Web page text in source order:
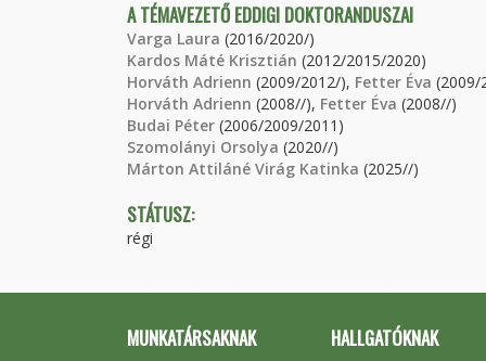
A TÉMAVEZETŐ EDDIGI DOKTORANDUSZAI
Varga Laura (2016/2020/)
Kardos Máté Krisztián (2012/2015/2020)
Horváth Adrienn (2009/2012/), Fetter Éva (2009/
Horváth Adrienn (2008//), Fetter Éva (2008//)
Budai Péter (2006/2009/2011)
Szomolányi Orsolya (2020//)
Márton Attiláné Virág Katinka (2025//)
STÁTUSZ:
régi
MUNKATÁRSAKNAK HALLGATÓKNAK